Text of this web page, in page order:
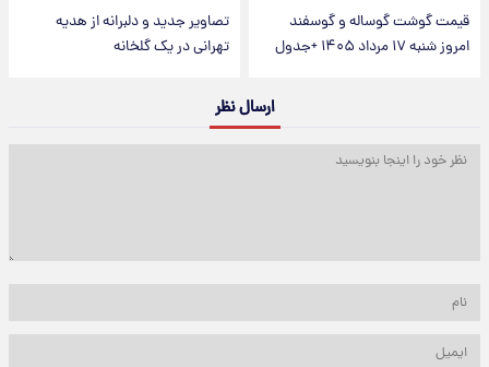
قیمت گوشت گوساله و گوسفند
امروز شنبه ۱۷ مرداد ۱۴۰۵ +جدول
تصاویر جدید و دلبرانه از هدیه
تهرانی در یک گلخانه
ارسال نظر